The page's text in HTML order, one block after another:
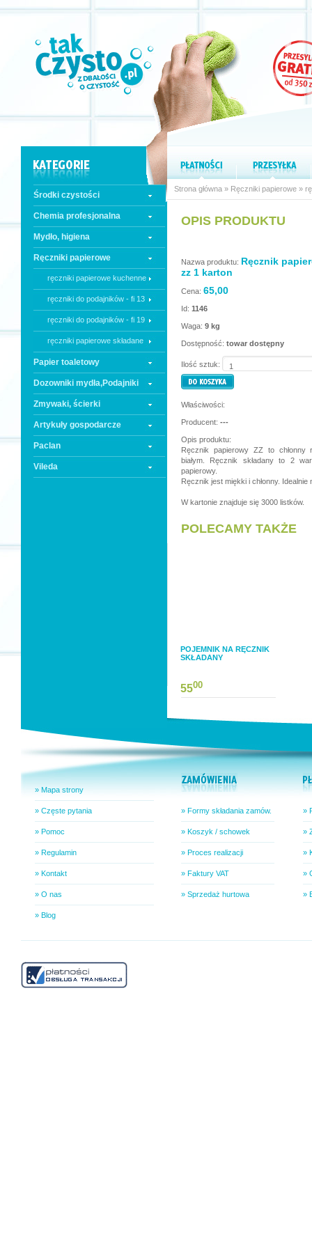
Środki czystości
Chemia profesjonalna
Mydło, higiena
Ręczniki papierowe
ręczniki papierowe kuchenne
ręczniki do podajników - fi 13
ręczniki do podajników - fi 19
ręczniki papierowe składane
Papier toaletowy
Dozowniki mydła,Podajniki
Zmywaki, ścierki
Artykuły gospodarcze
Paclan
Vileda
Strona główna » Ręczniki papierowe »
OPIS PRODUKTU
Nazwa produktu: Ręcznik
zz 1 karton
Cena: 65,00
Id: 1146
Waga: 9 kg
Dostępność: towar dostępny
Ilość sztuk:
Właściwości:
Producent: ---
Opis produktu:
Ręcznik papierowy ZZ to chłonny
białym. Ręcznik składany to 2
papierowy.
Ręcznik jest miękki i chłonny.
W kartonie znajduje się 3000 listków.
POLECAMY TAKŻE
POJEMNIK NA RĘCZNIK
SKŁADANY
5500
» Mapa strony
» Częste pytania
» Pomoc
» Regulamin
» Kontakt
» O nas
» Blog
» Formy składania zamów.
» Koszyk / schowek
» Proces realizacji
» Faktury VAT
» Sprzedaż hurtowa
»
»
»
»
»